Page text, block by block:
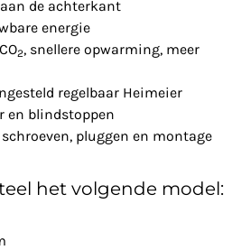
de achterkant
energie
2, snellere opwarming, meer
regelbaar Heimeier
en blindstoppen
pluggen en montage
het volgende model: